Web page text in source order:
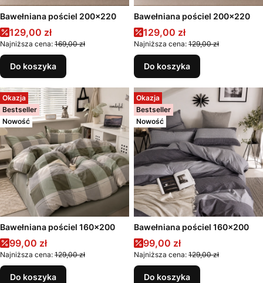
Bawełniana pościel 200x220
Cena promocyjna
129,00 zł
Najniższa cena: 169,00 zł
Do koszyka
Bawełniana pościel 200x220
Cena promocyjna
129,00 zł
Najniższa cena: 129,00 zł
Do koszyka
Okazja
Bestseller
Nowość
Bawełniana pościel 160x200
Cena promocyjna
99,00 zł
Najniższa cena: 129,00 zł
Do koszyka
Okazja
Bestseller
Nowość
Bawełniana pościel 160x200
Cena promocyjna
99,00 zł
Najniższa cena: 129,00 zł
Do koszyka